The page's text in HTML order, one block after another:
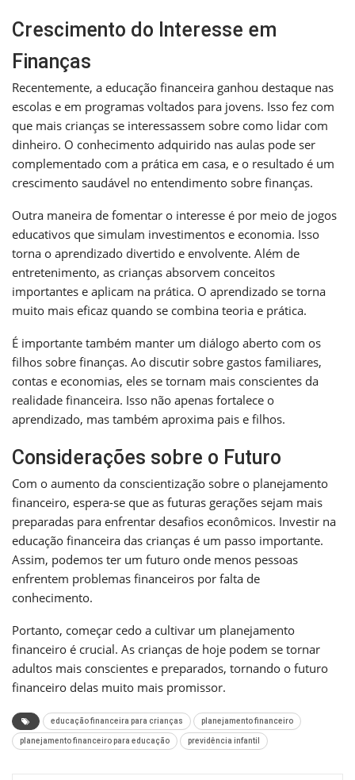
Crescimento do Interesse em
Finanças
Recentemente, a educação financeira ganhou destaque nas
escolas e em programas voltados para jovens. Isso fez com
que mais crianças se interessassem sobre como lidar com
dinheiro. O conhecimento adquirido nas aulas pode ser
complementado com a prática em casa, e o resultado é um
crescimento saudável no entendimento sobre finanças.
Outra maneira de fomentar o interesse é por meio de jogos
educativos que simulam investimentos e economia. Isso
torna o aprendizado divertido e envolvente. Além de
entretenimento, as crianças absorvem conceitos
importantes e aplicam na prática. O aprendizado se torna
muito mais eficaz quando se combina teoria e prática.
É importante também manter um diálogo aberto com os
filhos sobre finanças. Ao discutir sobre gastos familiares,
contas e economias, eles se tornam mais conscientes da
realidade financeira. Isso não apenas fortalece o
aprendizado, mas também aproxima pais e filhos.
Considerações sobre o Futuro
Com o aumento da conscientização sobre o planejamento
financeiro, espera-se que as futuras gerações sejam mais
preparadas para enfrentar desafios econômicos. Investir na
educação financeira das crianças é um passo importante.
Assim, podemos ter um futuro onde menos pessoas
enfrentem problemas financeiros por falta de
conhecimento.
Portanto, começar cedo a cultivar um planejamento
financeiro é crucial. As crianças de hoje podem se tornar
adultos mais conscientes e preparados, tornando o futuro
financeiro delas muito mais promissor.
educação financeira para crianças planejamento financeiro
planejamento financeiro para educação previdência infantil